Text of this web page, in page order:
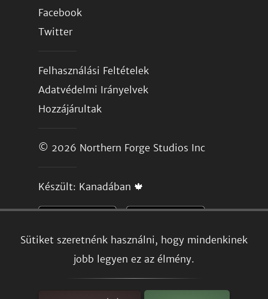
Sütiket szeretnénk használni, hogy mindenkinek
jobb legyen ez az élmény.
Facebook
Twitter
Felhasználási Feltételek
Adatvédelmi Irányelvek
Hozzájárultak
© 2026 Northern Forge Studios Inc
Készült: Kanadában 🍁